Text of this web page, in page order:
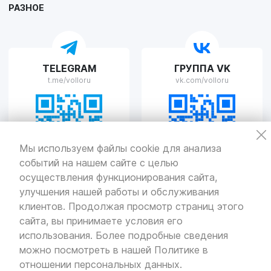
Мы используем файлы cookie для анализа
событий на нашем сайте с целью
осуществления функционирования сайта,
улучшения нашей работы и обслуживания
клиентов. Продолжая просмотр страниц этого
сайта, вы принимаете условия его
использования. Более подробные сведения
можно посмотреть в нашей Политике в
отношении персональных данных.
VOLLO Рязань
г. Рязань, улица Островского, д.109/2
Пн-Пт с 9:00 до 20:00, Сб-Вс выходной
VOLLO Тверь
г. Тверь, проспект Николая Корыткова, 17А
Пн-Пт с 9:00 до 19:00 Сб-Вс с 10:00 до 19:00
РАЗНОЕ
TELEGRAM
t.me/volloru
ГРУППА VK
vk.com/volloru
© Все права защищены. Информация сайта защищена законом
об авторских правах.
Политикаконфиденциальности
Разработкаи продвижение — «SeoOlimp»